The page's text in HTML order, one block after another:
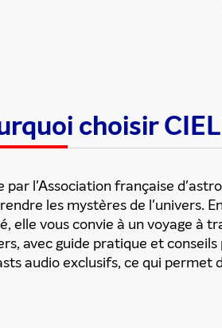
choisir CIEL
par l'Association française
les mystères de l'univers.
elle vous convie à un voyage à
avec guide pratique et
audio exclusifs, ce qui